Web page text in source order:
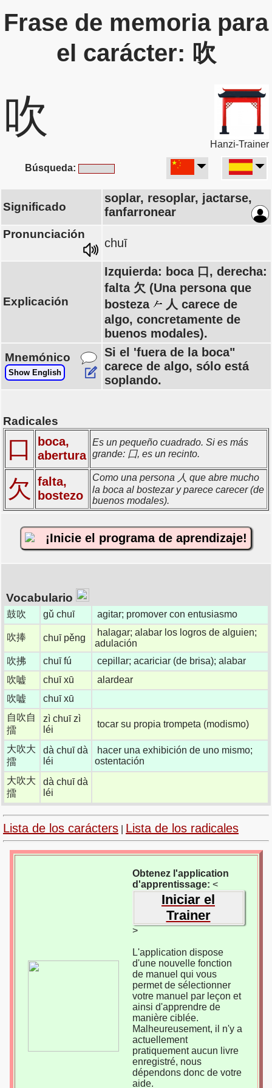
Frase de memoria para
el carácter: 吹
吹
Hanzi-Trainer
Búsqueda:
Significado
soplar, resoplar, jactarse,
fanfarronear
Pronunciación
chuī
Explicación
Izquierda: boca 口, derecha:
falta 欠 (Una persona que
bosteza
人 carece de
algo, concretamente de
buenos modales).
Mnemónico
Show English
Si el 'fuera de la boca"
carece de algo, sólo está
soplando.
Radicales
口
boca,
abertura
Es un pequeño cuadrado. Si es más
grande: 囗, es un recinto.
欠
falta,
bostezo
Como una persona 人 que abre mucho
la boca al bostezar y parece carecer (de
buenos modales).
¡Inicie el programa de aprendizaje!
Vocabulario
鼓吹 gǔ chuī agitar; promover con entusiasmo
吹捧 chuī pěng
halagar; alabar los logros de alguien;
adulación
吹拂
chuī fú
cepillar; acariciar (de brisa); alabar
吹嘘
chuī xū
alardear
吹嘘
chuī xū
自吹自
擂
zì chuī zì
léi
tocar su propia trompeta (modismo)
大吹大
擂
dà chuī dà
léi
hacer una exhibición de uno mismo;
ostentación
大吹大
擂
dà chuī dà
léi
Lista de los carácters Lista de los radicales
Obtenez l'application
d'apprentissage: <
Iniciar el
Trainer
>
L'application dispose
d'une nouvelle fonction
de manuel qui vous
permet de sélectionner
votre manuel par leçon et
ainsi d'apprendre de
manière ciblée.
Malheureusement, il n'y a
actuellement
pratiquement aucun livre
enregistré, nous
dépendons donc de votre
aide.